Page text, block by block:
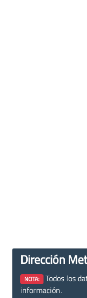
Dirección
NOTA: Todos los
información.